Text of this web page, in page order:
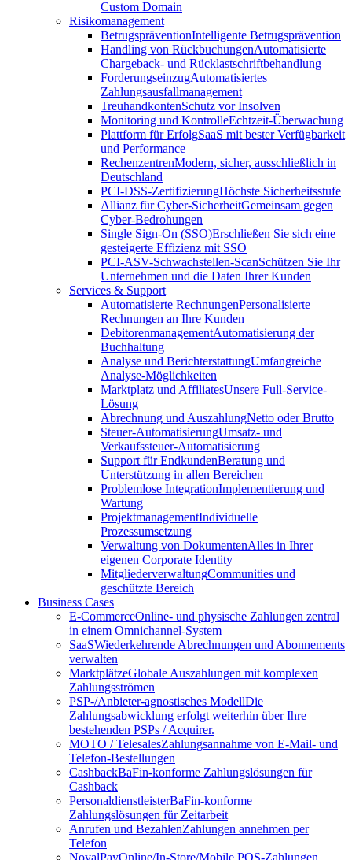
Custom Domain
Risikomanagement
BetrugspräventionIntelligente Betrugsprävention
Handling von RückbuchungenAutomatisierte
Chargeback- und Rücklastschriftbehandlung
ForderungseinzugAutomatisiertes
Zahlungsausfallmanagement
TreuhandkontenSchutz vor Insolven
Monitoring und KontrolleEchtzeit-Überwachung
Plattform für ErfolgSaaS mit bester Verfügbarkeit
und Performance
RechenzentrenModern, sicher, ausschließlich in
Deutschland
PCI-DSS-ZertifizierungHöchste Sicherheitsstufe
Allianz für Cyber-SicherheitGemeinsam gegen
Cyber-Bedrohungen
Single Sign-On (SSO)Erschließen Sie sich eine
gesteigerte Effizienz mit SSO
PCI-ASV-Schwachstellen-ScanSchützen Sie Ihr
Unternehmen und die Daten Ihrer Kunden
Services & Support
Automatisierte RechnungenPersonalisierte
Rechnungen an Ihre Kunden
DebitorenmanagementAutomatisierung der
Buchhaltung
Analyse und BerichterstattungUmfangreiche
Analyse-Möglichkeiten
Marktplatz und AffiliatesUnsere Full-Service-
Lösung
Abrechnung und AuszahlungNetto oder Brutto
Steuer-AutomatisierungUmsatz- und
Verkaufssteuer-Automatisierung
Support für EndkundenBeratung und
Unterstützung in allen Bereichen
Problemlose IntegrationImplementierung und
Wartung
ProjektmanagementIndividuelle
Prozessumsetzung
Verwaltung von DokumentenAlles in Ihrer
eigenen Corporate Identity
MitgliederverwaltungCommunities und
geschützte Bereich
Business Cases
E-CommerceOnline- und physische Zahlungen zentral
in einem Omnichannel-System
SaaSWiederkehrende Abrechnungen und Abonnements
verwalten
MarktplätzeGlobale Auszahlungen mit komplexen
Zahlungsströmen
PSP-/Anbieter‑agnostisches ModellDie
Zahlungsabwicklung erfolgt weiterhin über Ihre
bestehenden PSPs / Acquirer.
MOTO / TelesalesZahlungsannahme von E-Mail- und
Telefon-Bestellungen
CashbackBaFin-konforme Zahlungslösungen für
Cashback
PersonaldienstleisterBaFin-konforme
Zahlungslösungen für Zeitarbeit
Anrufen und BezahlenZahlungen annehmen per
Telefon
NovalPayOnline/In-Store/Mobile POS-Zahlungen